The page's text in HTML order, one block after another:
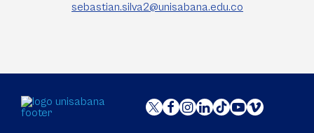
sebastian.silva2@unisabana.edu.co